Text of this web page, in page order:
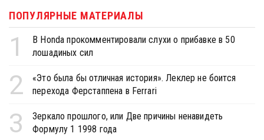
ПОПУЛЯРНЫЕ МАТЕРИАЛЫ
1
В Honda прокомментировали слухи о прибавке в 50
лошадиных сил
2
«Это была бы отличная история». Леклер не боится
перехода Ферстаппена в Ferrari
3
Зеркало прошлого, или Две причины ненавидеть
Формулу 1 1998 года